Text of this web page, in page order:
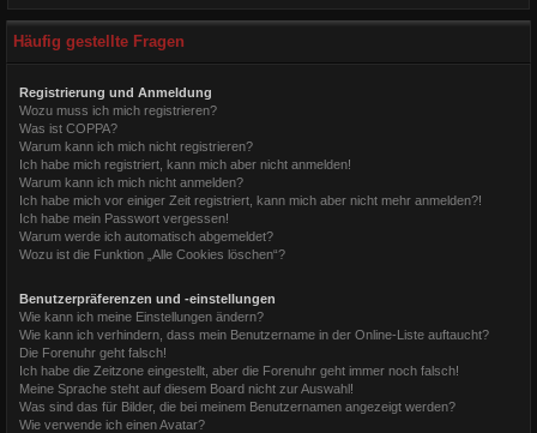
Häufig gestellte Fragen
Registrierung und Anmeldung
Wozu muss ich mich registrieren?
Was ist COPPA?
Warum kann ich mich nicht registrieren?
Ich habe mich registriert, kann mich aber nicht anmelden!
Warum kann ich mich nicht anmelden?
Ich habe mich vor einiger Zeit registriert, kann mich aber nicht mehr anmelden?!
Ich habe mein Passwort vergessen!
Warum werde ich automatisch abgemeldet?
Wozu ist die Funktion „Alle Cookies löschen“?
Benutzerpräferenzen und -einstellungen
Wie kann ich meine Einstellungen ändern?
Wie kann ich verhindern, dass mein Benutzername in der Online-Liste auftaucht?
Die Forenuhr geht falsch!
Ich habe die Zeitzone eingestellt, aber die Forenuhr geht immer noch falsch!
Meine Sprache steht auf diesem Board nicht zur Auswahl!
Was sind das für Bilder, die bei meinem Benutzernamen angezeigt werden?
Wie verwende ich einen Avatar?